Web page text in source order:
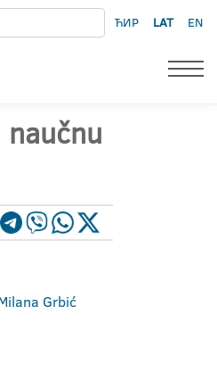
ЋИР LAT EN
Grbić